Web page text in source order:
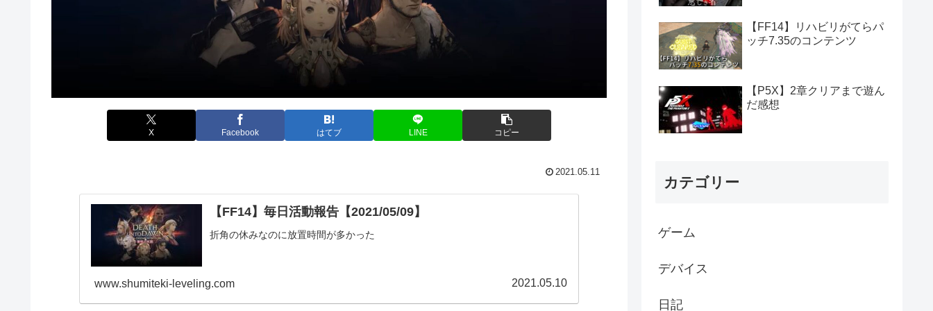
X Facebook はてブ LINE コピー
2021.05.11
【FF14】毎日活動報告【2021/05/09】
折角の休みなのに放置時間が多かった
www.shumiteki-leveling.com 2021.05.10
【FF14】リハビリがてらパ
ッチ7.35のコンテンツ
【P5X】2章クリアまで遊ん
だ感想
カテゴリー
ゲーム
デバイス
日記